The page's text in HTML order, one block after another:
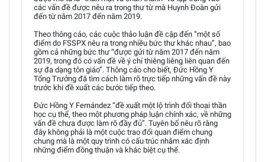
các vấn đề được nêu ra trong thư từ mà Huynh Đoàn gửi
đến từ năm 2017 đến năm 2019.
Theo thông cáo, các cuộc thảo luận đề cập đến “một số
điểm do FSSPX nêu ra trong nhiều bức thư khác nhau”, bao
gồm cả những bức thư “được gửi từ năm 2017 đến năm
2019, trong đó có vấn đề về ý chí thiêng liêng liên quan đến
sự đa dạng tôn giáo”. Thông cáo cho biết, Đức Hồng Y
Tổng Trưởng đã tìm cách làm rõ trực tiếp những vấn đề này
trước khi đề xuất các bước tiếp theo.
Đức Hồng Y Fernández “đề xuất một lộ trình đối thoại thần
học cụ thể, theo một phương pháp luận chính xác, về những
vấn đề chưa được làm rõ đầy đủ”. Tuyên bố nêu rõ rằng
đây không phải là một cuộc trao đổi quan điểm chung
chung mà là một quy trình có cấu trúc nhằm xác định
những điểm đồng thuận và khác biệt cụ thể.